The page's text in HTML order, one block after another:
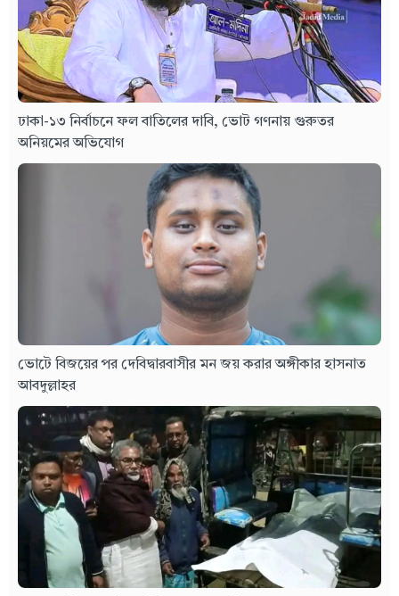
ঢাকা-১৩ নির্বাচনে ফল বাতিলের দাবি, ভোট গণনায় গুরুতর
অনিয়মের অভিযোগ
ভোটে বিজয়ের পর দেবিদ্বারবাসীর মন জয় করার অঙ্গীকার হাসনাত
আবদুল্লাহর